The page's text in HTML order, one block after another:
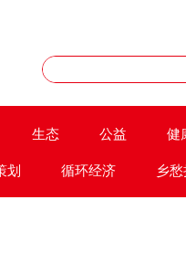
生态 公益 健
划 循环经济 乡